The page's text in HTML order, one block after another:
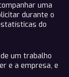
uma
durante o
do
um trabalho
e a empresa, e